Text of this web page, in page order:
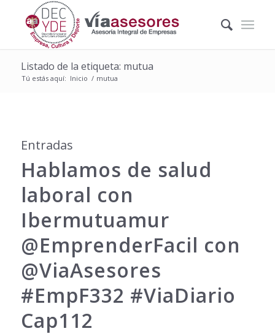
Listado de la etiqueta: mutua
Tú estás aquí: Inicio / mutua
Entradas
Hablamos de salud
laboral con
Ibermutuamur
@EmprenderFacil con
@ViaAsesores
#EmpF332 #ViaDiario
Cap112